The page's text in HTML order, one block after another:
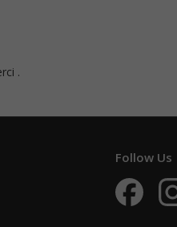
.
Follow Us